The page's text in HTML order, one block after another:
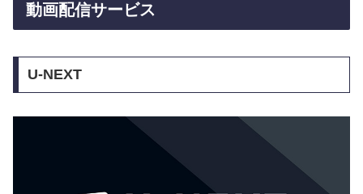
動画配信サービス
U-NEXT